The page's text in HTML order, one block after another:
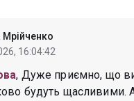
16:04:42
, Дуже приємно, що ви
будуть щасливими.